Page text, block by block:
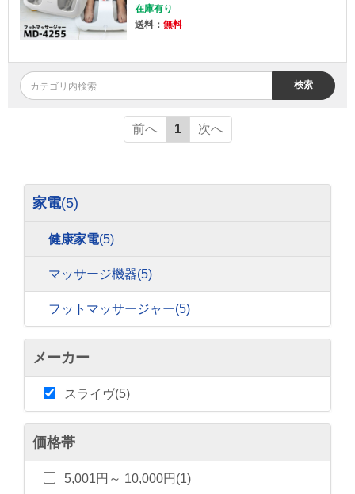
在庫有り
送料： 無料
検索
前へ 1 次へ
家電(5)
健康家電(5)
マッサージ機器(5)
フットマッサージャー(5)
メーカー
スライヴ(5)
価格帯
5,001円～ 10,000円(1)